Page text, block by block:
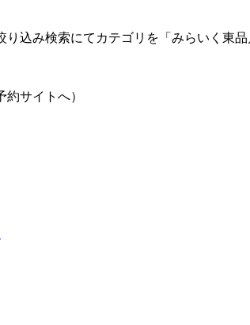
込み検索にてカテゴリを「みらいく東品
サイトへ）